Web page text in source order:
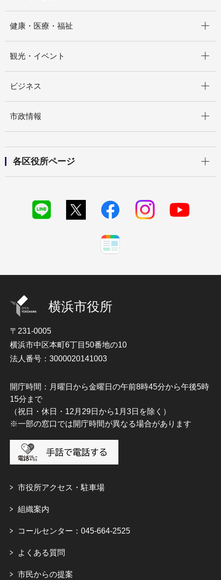
健康・医療・福祉
観光・イベント
ビジネス
市政情報
各区役所ページ
横浜市役所
〒231-0005
横浜市中区本町6丁目50番地の10
法人番号：3000020141003
開庁時間：月曜日から金曜日の午前8時45分から午後5時
15分まで
（祝日・休日・12月29日から1月3日を除く）
※一部の窓口では開庁時間が異なる場合があります
市役所アクセス・駐車場
組織案内
コールセンター：045-664-2525
よくある質問
市民からの提案